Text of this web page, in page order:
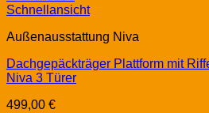
Schnellansicht
Außenausstattung Niva
Dachgepäckträger Plattform mit
Niva 3 Türer
499,00 €